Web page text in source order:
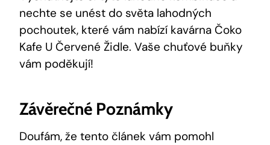
nechte se unést do světa lahodných
pochoutek, které vám nabízí kavárna Čoko
Kafe U Červené Židle. Vaše chuťové buňky
vám poděkují!
Závěrečné Poznámky
Doufám, že tento článek vám pomohl